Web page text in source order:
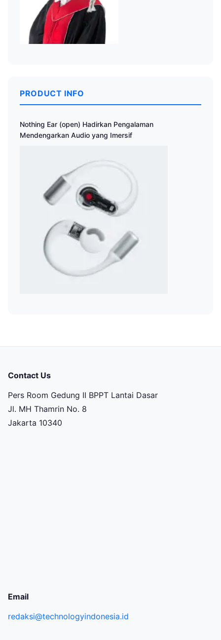
PRODUCT INFO
Nothing Ear (open) Hadirkan Pengalaman
Mendengarkan Audio yang Imersif
Contact Us
Pers Room Gedung II BPPT Lantai Dasar
Jl. MH Thamrin No. 8
Jakarta 10340
Email
redaksi@technologyindonesia.id